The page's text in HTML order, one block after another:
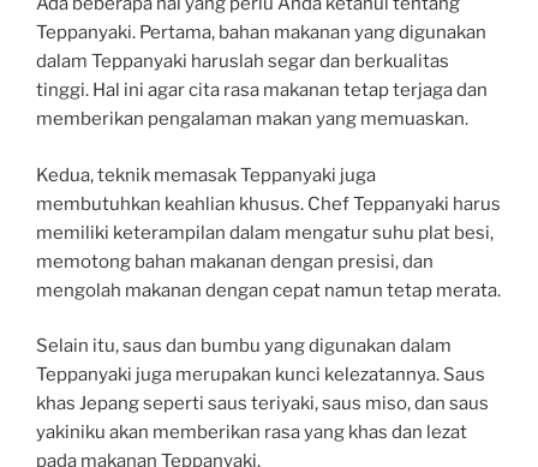
Teppanyaki. Pertama, bahan makanan yang digunakan
dalam Teppanyaki haruslah segar dan berkualitas
tinggi. Hal ini agar cita rasa makanan tetap terjaga dan
memberikan pengalaman makan yang memuaskan.
Kedua, teknik memasak Teppanyaki juga
membutuhkan keahlian khusus. Chef Teppanyaki harus
memiliki keterampilan dalam mengatur suhu plat besi,
memotong bahan makanan dengan presisi, dan
mengolah makanan dengan cepat namun tetap merata.
Selain itu, saus dan bumbu yang digunakan dalam
Teppanyaki juga merupakan kunci kelezatannya. Saus
khas Jepang seperti saus teriyaki, saus miso, dan saus
yakiniku akan memberikan rasa yang khas dan lezat
pada makanan Teppanyaki.